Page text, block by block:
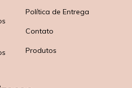
Política de Entrega
Contato
Produtos